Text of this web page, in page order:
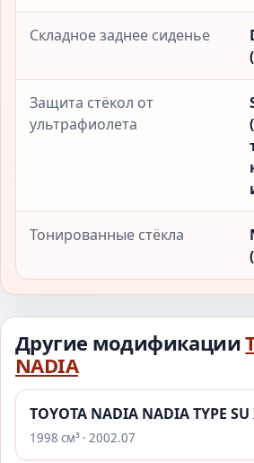
Складное заднее сиденье
Защита стёкол от
ультрафиолета
Тонированные стёкла
Другие модификации
NADIA
TOYOTA NADIA NADIA TYPE SU
1998 см³ · 2002.07